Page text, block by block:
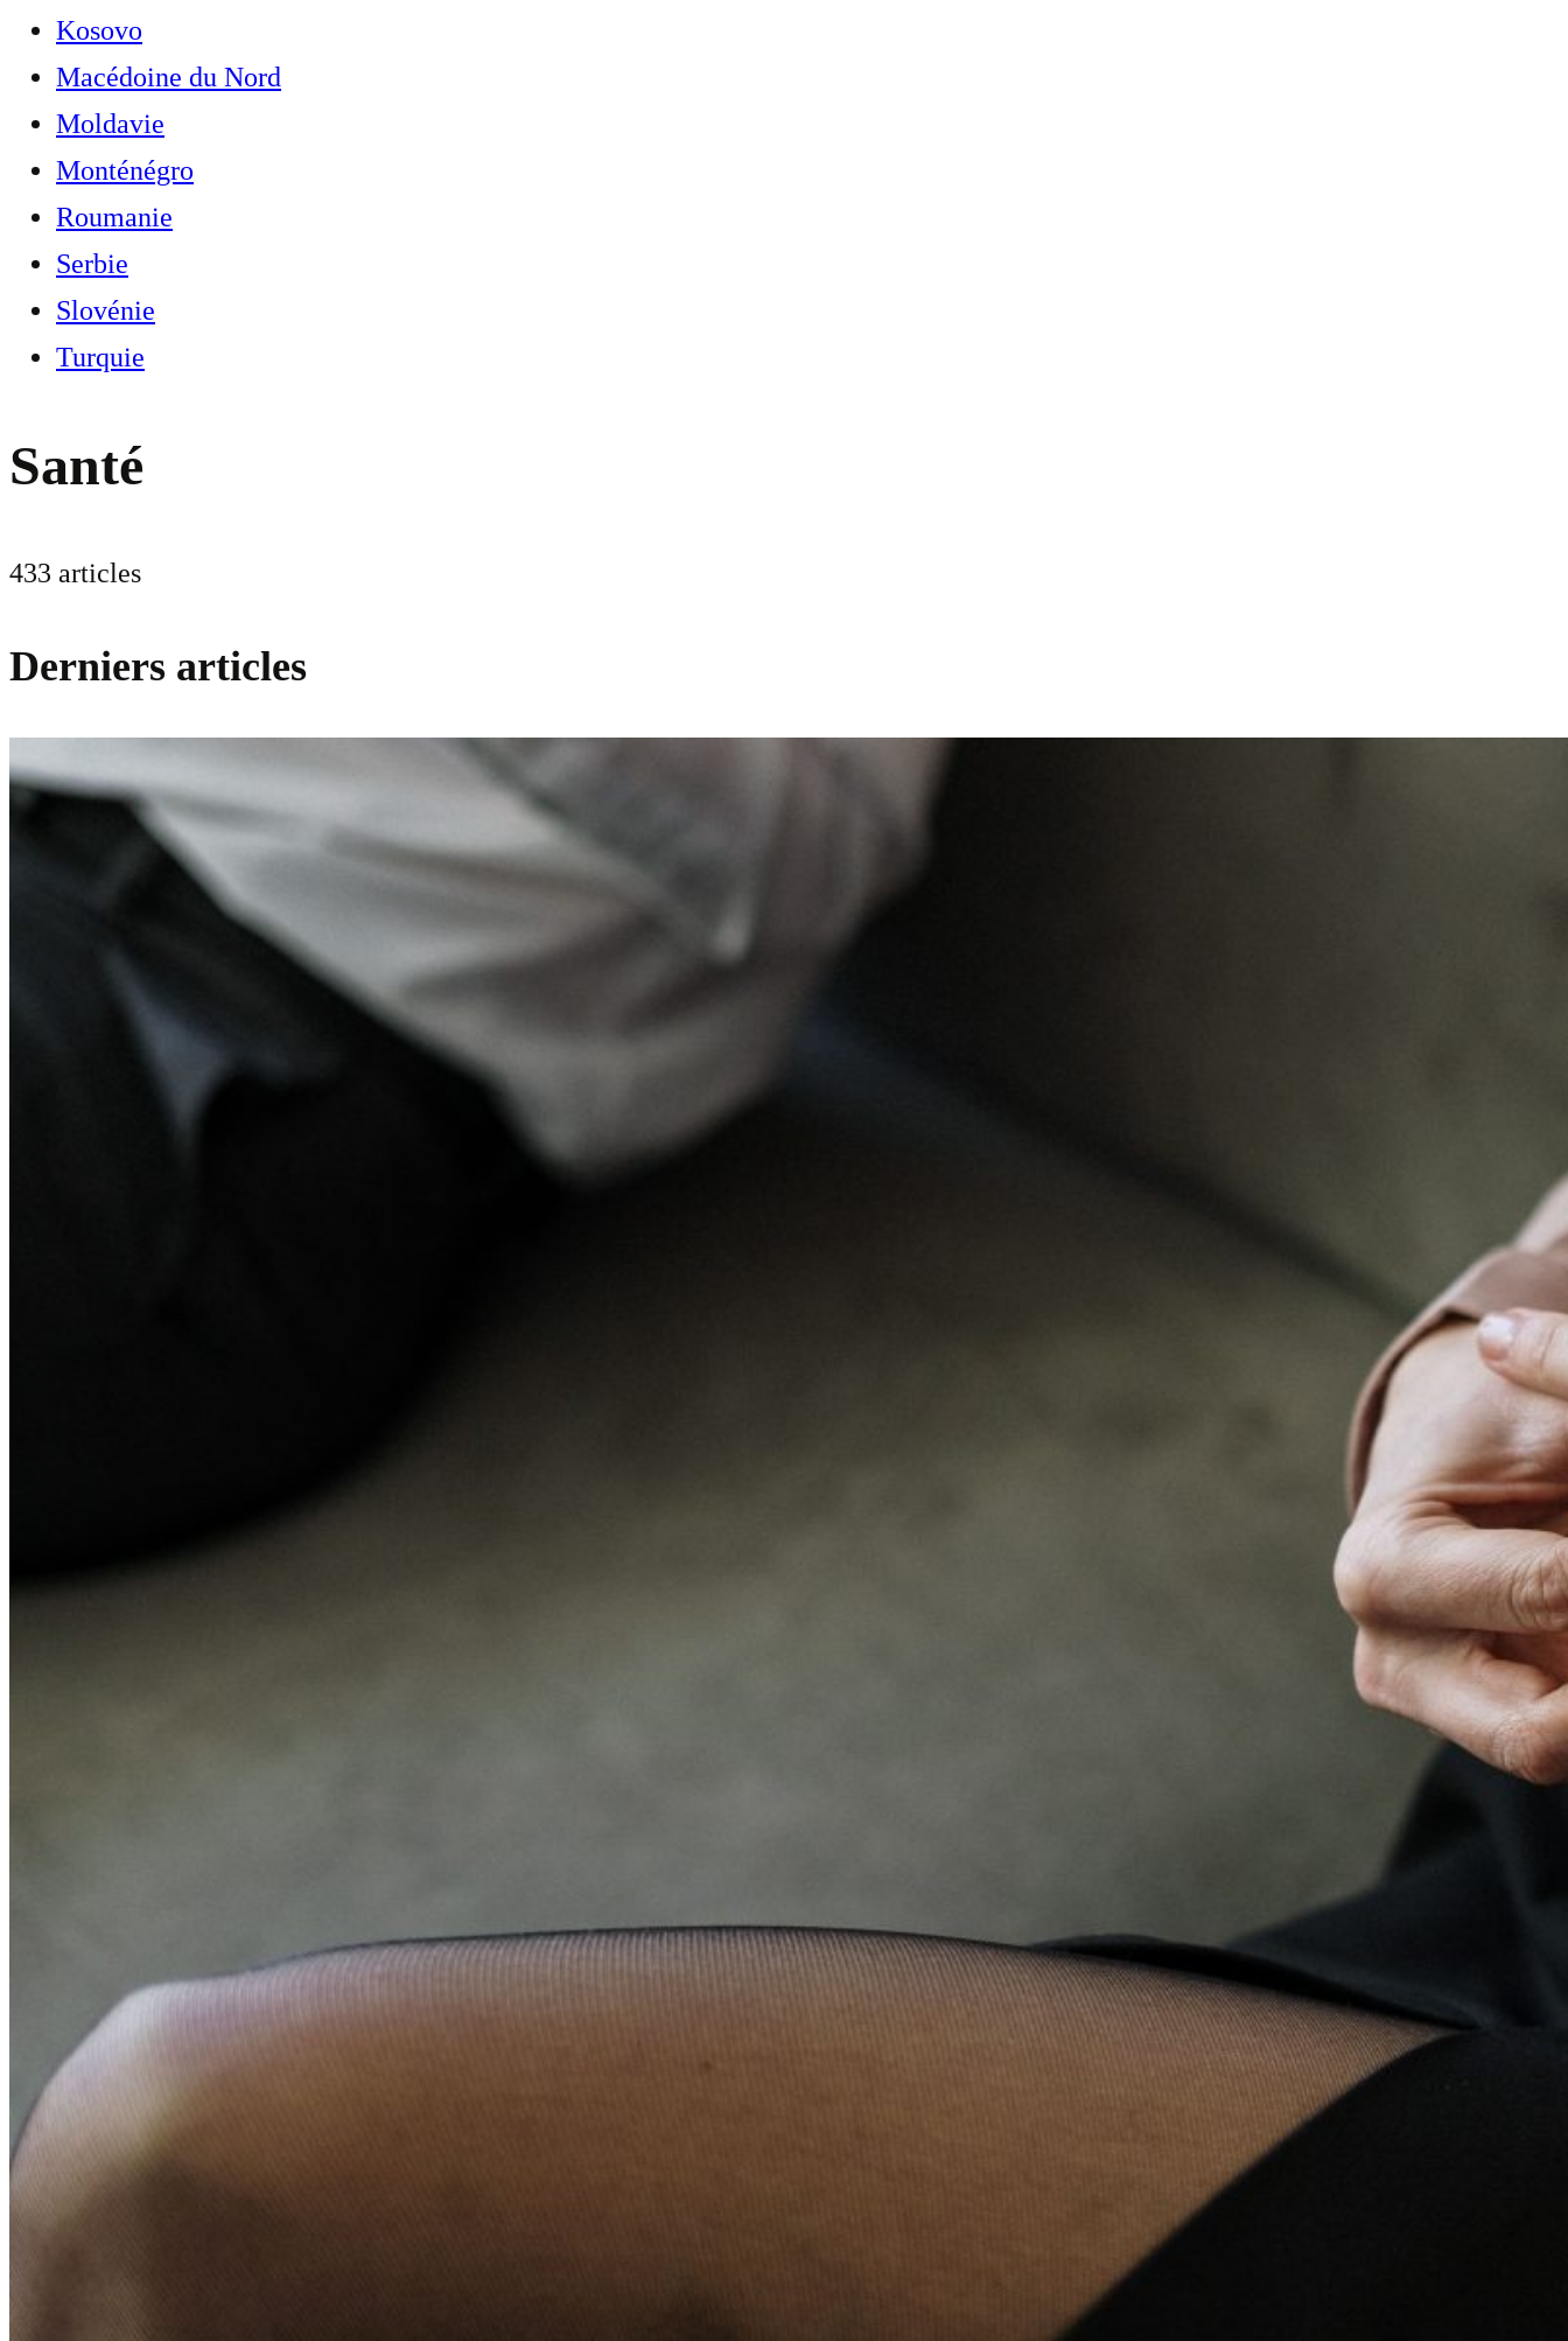
Kosovo
Macédoine du Nord
Moldavie
Monténégro
Roumanie
Serbie
Slovénie
Turquie
Santé
433 articles
Derniers articles